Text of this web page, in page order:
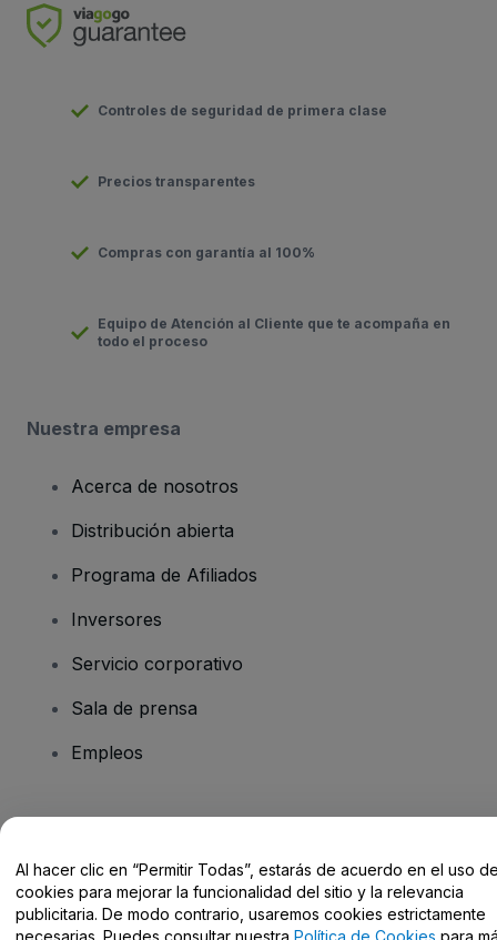
Controles de seguridad de primera clase
Precios transparentes
Compras con garantía al 100%
Equipo de Atención al Cliente que te acompaña en
todo el proceso
Nuestra empresa
Acerca de nosotros
Distribución abierta
Programa de Afiliados
Inversores
Servicio corporativo
Sala de prensa
Empleos
Centro de Ayuda / Contacto
Al hacer clic en “Permitir Todas”, estarás de acuerdo en el uso
cookies para mejorar la funcionalidad del sitio y la relevancia
publicitaria. De modo contrario, usaremos cookies estrictamente
necesarias. Puedes consultar nuestra Política de Cookies para